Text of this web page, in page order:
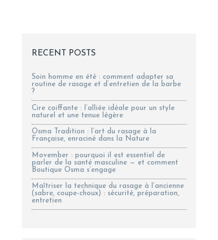
RECENT POSTS
Soin homme en été : comment adapter sa
routine de rasage et d’entretien de la barbe
?
Cire coiffante : l’alliée idéale pour un style
naturel et une tenue légère
Osma Tradition : l’art du rasage à la
Française, enraciné dans la Nature
Movember : pourquoi il est essentiel de
parler de la santé masculine — et comment
Boutique Osma s’engage
Maîtriser la technique du rasage à l’ancienne
(sabre, coupe-choux) : sécurité, préparation,
entretien